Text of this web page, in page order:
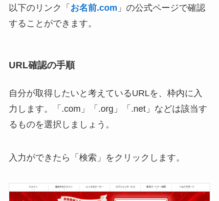
以下のリンク「 お名前.com 」の公式ページで確認
することができます。
URL確認の手順
自分が取得したいと考えているURLを、枠内に入
力します。「.com」「.org」「.net」などは該当す
るものを選択しましょう。
入力ができたら「検索」をクリックします。